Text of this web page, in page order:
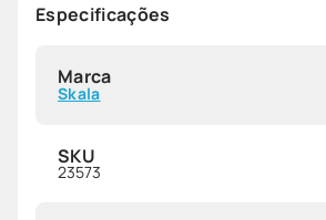
Especificações
Marca
Skala
SKU
23573